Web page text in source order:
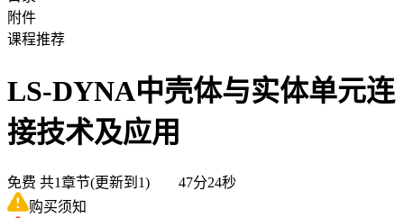
附件
课程推荐
LS-DYNA中壳体与实体单元连
接技术及应用
免费 共1章节(更新到1) 47分24秒
购买须知